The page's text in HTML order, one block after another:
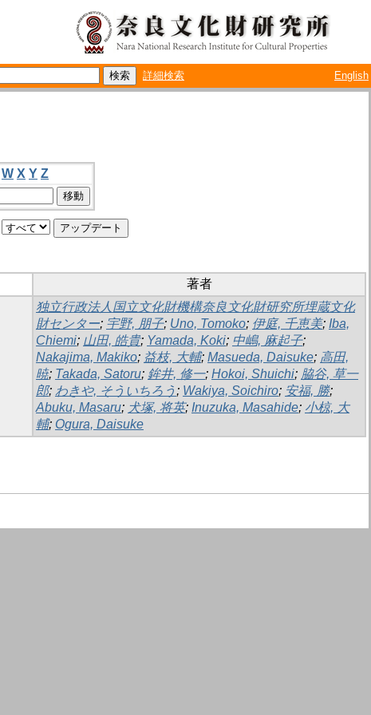
詳細検索 English
W X Y Z
著者
独立行政法人国立文化財機構奈良文化財研究所埋蔵文化
財センター; 宇野, 朋子; Uno, Tomoko; 伊庭, 千恵美; Iba,
Chiemi; 山田, 皓貴; Yamada, Koki; 中嶋, 麻起子;
Nakajima, Makiko; 益枝, 大輔; Masueda, Daisuke; 高田,
暁; Takada, Satoru; 鉾井, 修一; Hokoi, Shuichi; 脇谷, 草一
郎; わきや, そういちろう ; Wakiya, Soichiro; 安福, 勝;
Abuku, Masaru; 犬塚, 将英; Inuzuka, Masahide; 小椋, 大
輔; Ogura, Daisuke